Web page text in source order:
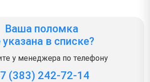
Ваша поломка
указана в списке?
у менеджера по телефону
(383) 242-72-14